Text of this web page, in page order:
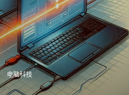
电脑科技